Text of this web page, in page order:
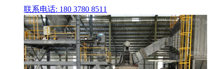
联系电话: 180 3780 8511